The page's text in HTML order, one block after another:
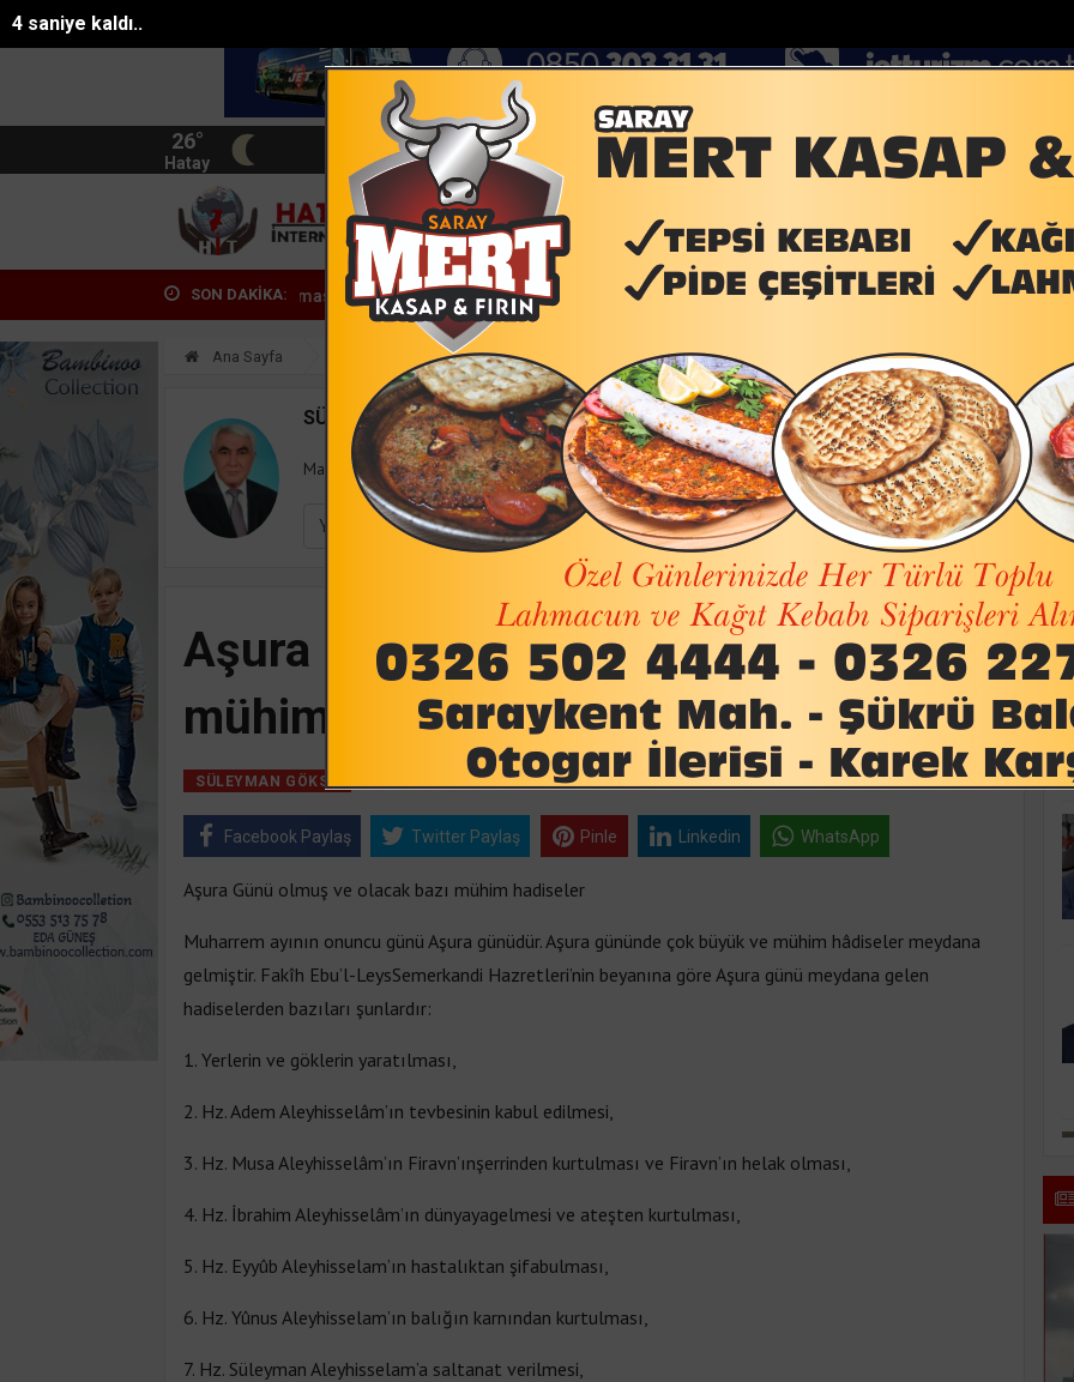
3 saniye kaldı..
26°
Hatay
BIST 13.744 DOLAR 46.2686 EURO 53.5186
HATAY GÜNDEM MAGAZİN KADIN-YAŞAM SAĞLIK
SON DAKİKA:
Huzur ve Güven uygulaması: 62 aranan... Alanyada sazlık alanda yangın Çoban köpeğini tüfekle vurup sakat bıraktılar
Yazarlar Web TV
Ana Sayfa Süleyman GÖKSU
SÜLEYMAN GÖKSU
Mail: suleymangoksu@gmail.com
Aşura Günü olmuş ve olacak bazı
mühim hadiseler
SÜLEYMAN GÖKSU 26 Temmuz, 2023, Çarşamba 19:53
Facebook Paylaş Twitter Paylaş Pinle Linkedin WhatsApp
Aşura Günü olmuş ve olacak bazı mühim hadiseler
Muharrem ayının onuncu günü Aşura günüdür. Aşura gününde çok büyük ve mühim hâdiseler meydana
gelmiştir. Fakîh Ebu’l-LeysSemerkandi Hazretleri’nin beyanına göre Aşura günü meydana gelen
hadiselerden bazıları şunlardır:
1. Yerlerin ve göklerin yaratılması,
2. Hz. Adem Aleyhisselâm’ın tevbesinin kabul edilmesi,
3. Hz. Musa Aleyhisselâm’ın Firavn’ınşerrinden kurtulması ve Firavn’ın helak olması,
4. Hz. İbrahim Aleyhisselâm’ın dünyayagelmesi ve ateşten kurtulması,
5. Hz. Eyyûb Aleyhisselam’ın hastalıktan şifabulması,
6. Hz. Yûnus Aleyhisselam’ın balığın karnından kurtulması,
7. Hz. Süleyman Aleyhisselam’a saltanat verilmesi,